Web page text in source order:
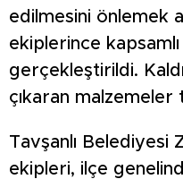
edilmesini önlemek
ekiplerince
gerçekleştirildi.
çıkaran malzemeler
Tavşanlı Belediyesi
ekipleri, ilçe